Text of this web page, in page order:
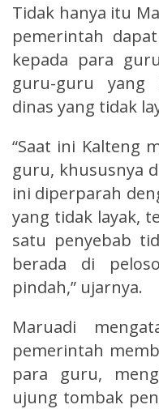
Tidak hanya itu
pemerintah
kepada para
guru-guru yang
dinas yang tidak
“Saat ini Kalteng
guru, khususnya
ini diperparah
yang tidak layak,
satu penyebab
berada di
pindah,” ujarnya.
Maruadi
pemerintah
para guru,
ujung tombak